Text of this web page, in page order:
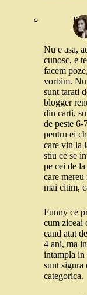
21
Nu e asa,
cunosc, e
facem
vorbim. Nu
sunt tarati
blogger
din carti,
de peste 6-
pentru ei
care vin la
stiu ce se
pe cei de
care mereu
mai citim,
Funny ce
cum ziceai
cand atat
4 ani, ma
intampla in
sunt sigura
categorica.